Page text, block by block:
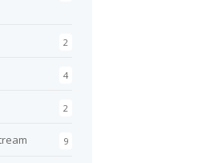
2
4
2
9